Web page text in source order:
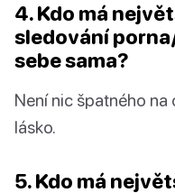
4. Kdo má
sledování
sebe sama?
Není nic špatného
lásko.
5. Kdo má